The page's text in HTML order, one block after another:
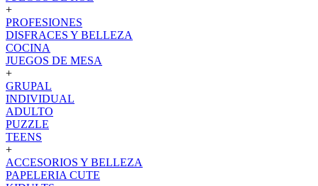
+
PROFESIONES
DISFRACES Y BELLEZA
COCINA
JUEGOS DE MESA
+
GRUPAL
INDIVIDUAL
ADULTO
PUZZLE
TEENS
+
ACCESORIOS Y BELLEZA
PAPELERIA CUTE